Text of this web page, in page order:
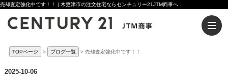
売却査定強化中です！！ | 木更津市の注文住宅ならセンチュリー21JTM商事へ
TOPページ ブログ一覧 売却査定強化中です！！
2025-10-06